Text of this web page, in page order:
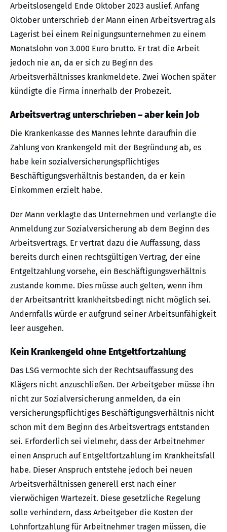
Arbeitslosengeld Ende Oktober 2023 auslief. Anfang
Oktober unterschrieb der Mann einen Arbeitsvertrag als
Lagerist bei einem Reinigungsunternehmen zu einem
Monatslohn von 3.000 Euro brutto. Er trat die Arbeit
jedoch nie an, da er sich zu Beginn des
Arbeitsverhältnisses krankmeldete. Zwei Wochen später
kündigte die Firma innerhalb der Probezeit.
Arbeitsvertrag unterschrieben – aber kein Job
Die Krankenkasse des Mannes lehnte daraufhin die
Zahlung von Krankengeld mit der Begründung ab, es
habe kein sozialversicherungspflichtiges
Beschäftigungsverhältnis bestanden, da er kein
Einkommen erzielt habe.
Der Mann verklagte das Unternehmen und verlangte die
Anmeldung zur Sozialversicherung ab dem Beginn des
Arbeitsvertrags. Er vertrat dazu die Auffassung, dass
bereits durch einen rechtsgültigen Vertrag, der eine
Entgeltzahlung vorsehe, ein Beschäftigungsverhältnis
zustande komme. Dies müsse auch gelten, wenn ihm
der Arbeitsantritt krankheitsbedingt nicht möglich sei.
Andernfalls würde er aufgrund seiner Arbeitsunfähigkeit
leer ausgehen.
Kein Krankengeld ohne Entgeltfortzahlung
Das LSG vermochte sich der Rechtsauffassung des
Klägers nicht anzuschließen. Der Arbeitgeber müsse ihn
nicht zur Sozialversicherung anmelden, da ein
versicherungspflichtiges Beschäftigungsverhältnis nicht
schon mit dem Beginn des Arbeitsvertrags entstanden
sei. Erforderlich sei vielmehr, dass der Arbeitnehmer
einen Anspruch auf Entgeltfortzahlung im Krankheitsfall
habe. Dieser Anspruch entstehe jedoch bei neuen
Arbeitsverhältnissen generell erst nach einer
vierwöchigen Wartezeit. Diese gesetzliche Regelung
solle verhindern, dass Arbeitgeber die Kosten der
Lohnfortzahlung für Arbeitnehmer tragen müssen, die